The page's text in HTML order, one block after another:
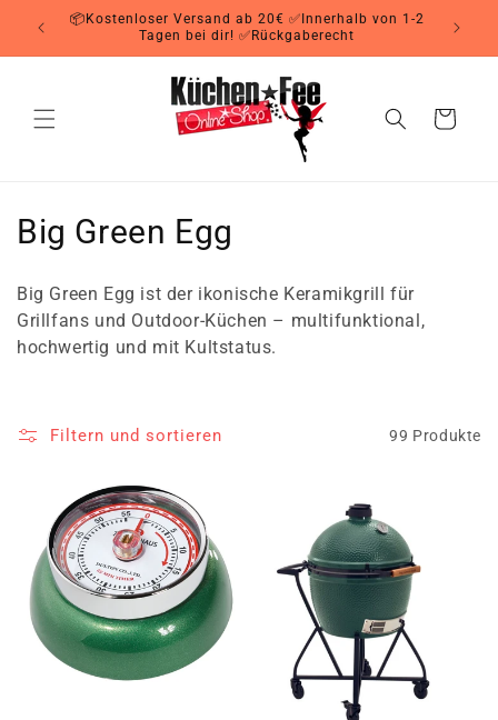
zum
📦Kostenloser Versand ab 20€ ✅Innerhalb von 1-2
Tagen bei dir! ✅Rückgaberecht
Warenkorb
K
t
e
o
e
Big Green Egg
Big Green Egg ist der ikonische Keramikgrill für
Grillfans und Outdoor-Küchen – multifunktional,
hochwertig und mit Kultstatus.
Filtern und sortieren 99 Produkte